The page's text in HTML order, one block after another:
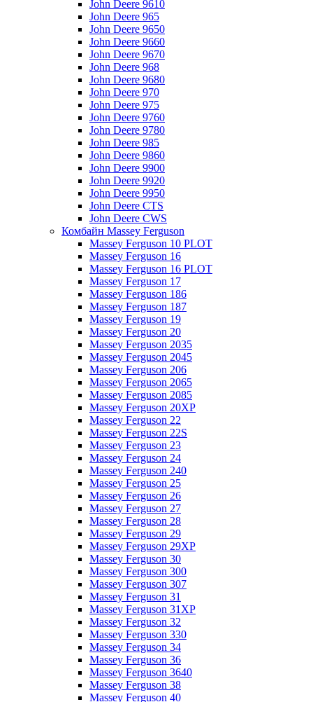
John Deere 9610
John Deere 965
John Deere 9650
John Deere 9660
John Deere 9670
John Deere 968
John Deere 9680
John Deere 970
John Deere 975
John Deere 9760
John Deere 9780
John Deere 985
John Deere 9860
John Deere 9900
John Deere 9920
John Deere 9950
John Deere CTS
John Deere CWS
Комбайн Massey Ferguson
Massey Ferguson 10 PLOT
Massey Ferguson 16
Massey Ferguson 16 PLOT
Massey Ferguson 17
Massey Ferguson 186
Massey Ferguson 187
Massey Ferguson 19
Massey Ferguson 20
Massey Ferguson 2035
Massey Ferguson 2045
Massey Ferguson 206
Massey Ferguson 2065
Massey Ferguson 2085
Massey Ferguson 20XP
Massey Ferguson 22
Massey Ferguson 22S
Massey Ferguson 23
Massey Ferguson 24
Massey Ferguson 240
Massey Ferguson 25
Massey Ferguson 26
Massey Ferguson 27
Massey Ferguson 28
Massey Ferguson 29
Massey Ferguson 29XP
Massey Ferguson 30
Massey Ferguson 300
Massey Ferguson 307
Massey Ferguson 31
Massey Ferguson 31XP
Massey Ferguson 32
Massey Ferguson 330
Massey Ferguson 34
Massey Ferguson 36
Massey Ferguson 3640
Massey Ferguson 38
Massey Ferguson 40